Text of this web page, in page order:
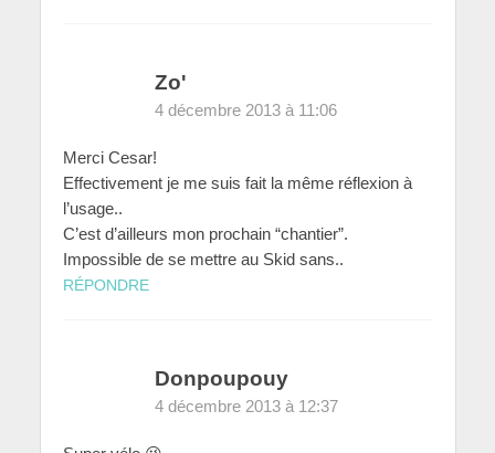
Zo'
4 décembre 2013 à 11:06
Merci Cesar!
Effectivement je me suis fait la même réflexion à
l’usage..
C’est d’ailleurs mon prochain “chantier”.
Impossible de se mettre au Skid sans..
RÉPONDRE
Donpoupouy
4 décembre 2013 à 12:37